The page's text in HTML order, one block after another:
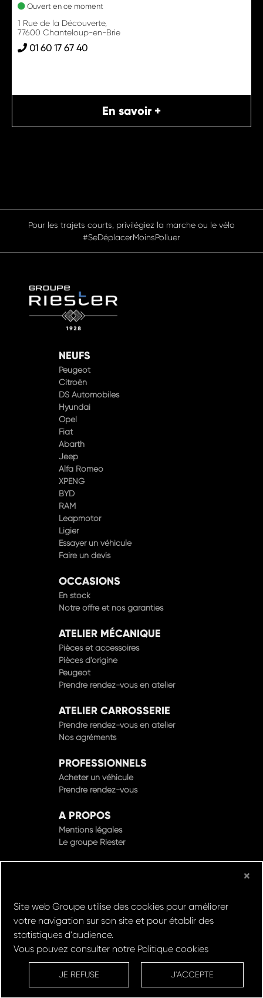
Ouvert en ce moment
1 Rue de la Découverte,
77600 Chanteloup-en-Brie
01 60 17 67 40
En savoir +
Pour les trajets courts, privilégiez la marche ou le vélo
#SeDéplacerMoinsPolluer
NEUFS
Peugeot
Citroën
DS Automobiles
Hyundai
Opel
Fiat
Abarth
Jeep
Alfa Romeo
XPENG
BYD
RAM
Leapmotor
Ligier
Essayer un véhicule
Faire un devis
OCCASIONS
En stock
Notre offre et nos garanties
ATELIER MÉCANIQUE
Pièces et accessoires
Pièces d'origine
Peugeot
Prendre rendez-vous en atelier
ATELIER CARROSSERIE
Prendre rendez-vous en atelier
Nos agréments
PROFESSIONNELS
Acheter un véhicule
Prendre rendez-vous
A PROPOS
Mentions légales
Le groupe Riester
© Groupe Riester 2022 - Tous droits réservés
Design & Développement par
Réserver un Rachat de
VOITURE
Louez un
VEHICULE
RDV en
×
Site web Groupe utilise des cookies pour améliorer
votre navigation sur son site et pour établir des
statistiques d’audience.
Vous pouvez consulter notre Politique cookies
J'ACCEPTE
JE REFUSE